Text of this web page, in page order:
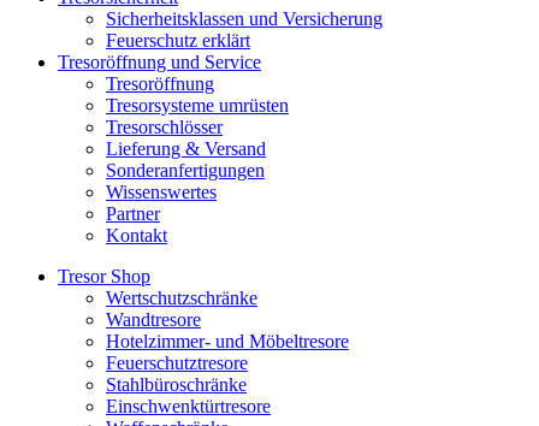
Sicherheitsklassen und Versicherung
Feuerschutz erklärt
Tresoröffnung und Service
Tresoröffnung
Tresorsysteme umrüsten
Tresorschlösser
Lieferung & Versand
Sonderanfertigungen
Wissenswertes
Partner
Kontakt
Tresor Shop
Wertschutzschränke
Wandtresore
Hotelzimmer- und Möbeltresore
Feuerschutztresore
Stahlbüroschränke
Einschwenktürtresore